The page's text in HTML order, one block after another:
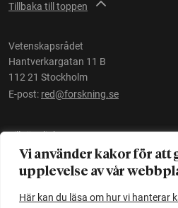
Vi använder kakor för att
upplevelse av vår
Här kan du läsa om hur vi hanterar
Tillbaka till toppen
Vetenskapsrådet
Hantverkargatan 11 B
112 21 Stockholm
E-post: red@forskning.se
Tillgänglighet
Ett initiativ avVetenskapsrådet